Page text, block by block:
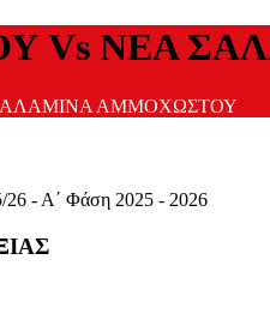
Vs ΝΕΑ
ΑΜΜΟΧΩΣΤΟΥ
26 - Α΄ Φάση 2025 - 2026